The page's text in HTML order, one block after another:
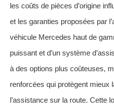
les coûts de pièces d’origine
et les garanties proposées par
véhicule Mercedes haut de
puissant et d’un système
à des options plus coûteuses,
renforcées qui protègent mieux
l’assistance sur la route. Cette